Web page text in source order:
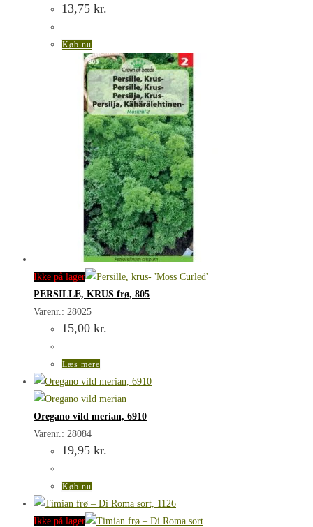
13,75 kr.
Køb nu
Ikke på lager
PERSILLE, KRUS frø, 805
Varenr.: 28025
15,00 kr.
Læs mere
Oregano vild merian, 6910
Varenr.: 28084
19,95 kr.
Køb nu
Ikke på lager